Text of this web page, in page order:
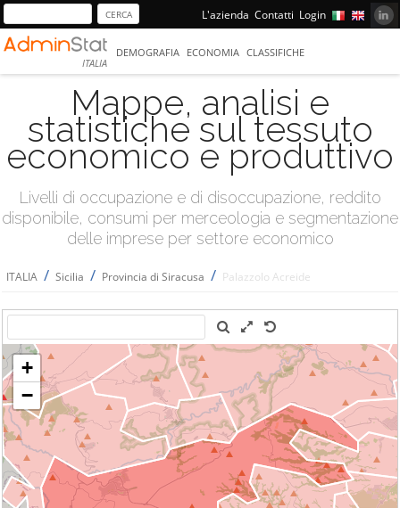
L'azienda Contatti Login
ITALIA
DEMOGRAFIA ECONOMIA CLASSIFICHE
Mappe, analisi e
statistiche sul tessuto
economico e produttivo
Livelli di occupazione e di disoccupazione, reddito
disponibile, consumi per merceologia e segmentazione
delle imprese per settore economico
ITALIA / Sicilia / Provincia di Siracusa / Palazzolo Acreide